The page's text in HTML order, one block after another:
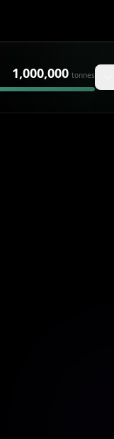
1,000,000 tonnes